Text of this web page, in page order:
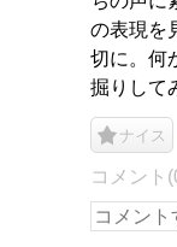
の表現を
切に。何
掘りして
ナイス
コメント